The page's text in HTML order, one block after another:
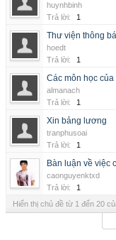
huynhbinh
Trả lời:
1
Thư viện thông
hoedt
Trả lời:
1
Các môn học
almanach
Trả lời:
1
Xin bảng lương
tranphusoai
Trả lời:
1
Bàn luận về việc
caonguyenktxd
Trả lời:
1
Hiển thị chủ đề từ 1 đến 20